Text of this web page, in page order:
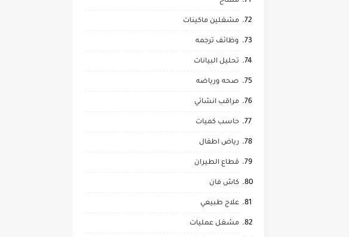
مشغلين ماكينات
وظائف ترجمه
تحليل البيانات
صحه ورياضه
مراقب انشائي
حاسب كميات
رياض اطفال
قطاع الطيران
كاش فان
علاج طبيعي
مشغل عمليات